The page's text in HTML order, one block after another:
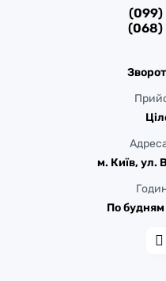
(099)
(068)
м. Київ, ул.
По